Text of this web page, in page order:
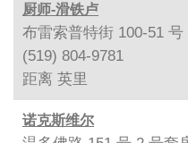
厨师-滑铁卢
布雷索普特街 100-51
(519) 804-9781
距离 英里
诺克斯维尔